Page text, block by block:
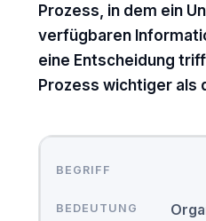
Prozess, in dem ein
verfügbaren
eine Entscheidung
Prozess wichtiger als